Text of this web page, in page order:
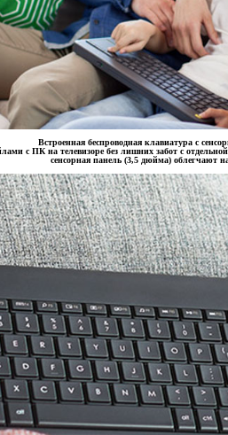
Встроенная беспроводная клавиатура с
с ПК на телевизоре без лишних забот с
сенсорная панель (3,5 дюйма) облегчают